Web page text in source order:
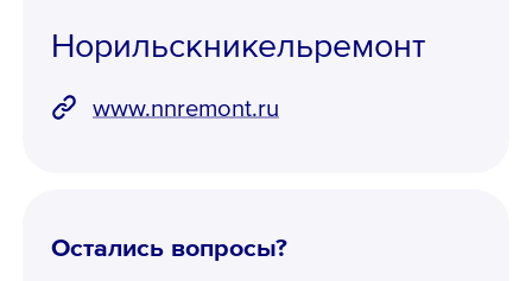
Норильскникельремонт
www.nnremont.ru
Остались вопросы?